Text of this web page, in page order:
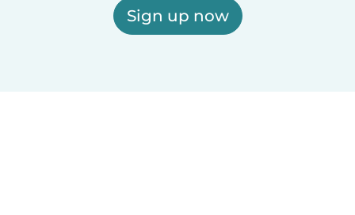
Sign up now